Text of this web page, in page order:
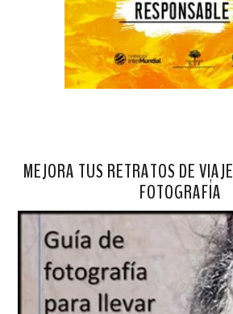
MEJORA TUS RETRATOS DE
FOTOGRAFÍA